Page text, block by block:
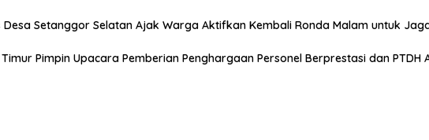
Setanggor Selatan Ajak Warga Aktifkan Kembali Ronda Malam untuk
Pimpin Upacara Pemberian Penghargaan Personel Berprestasi dan PTDH